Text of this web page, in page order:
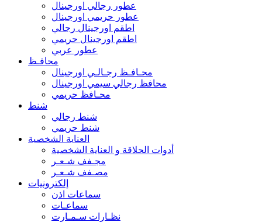
عطور رجالي اورجينال
عطور حريمي اورجينال
اطقم اورجينال رجالي
اطقم اورجينال حريمي
عطور عربي
محافـظ
محـافـظ رجـالـي اورجينال
محافظ رجالي سيمي اورجينال
محـافظ حريمي
شنط
شنط رجالي
شنط حريمي
العناية الشخصية
أدوات الحلاقة و العناية الشخصية
مجـفف شـعـر
مصـفف شـعـر
إلكترونيات
سماعات اذن
سماعـات
نظـارات سـمـارت